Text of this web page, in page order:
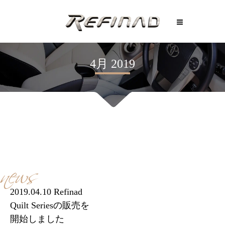
4月 2019
news
2019.04.10 Refinad
Quilt Seriesの販売を
開始しました